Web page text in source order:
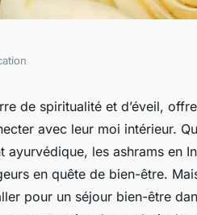
pour
ashram
de spiritualité et d’éveil,
avec leur moi intérieur.
ayurvédique, les ashrams en
en quête de bien-être.
pour un séjour bien-être